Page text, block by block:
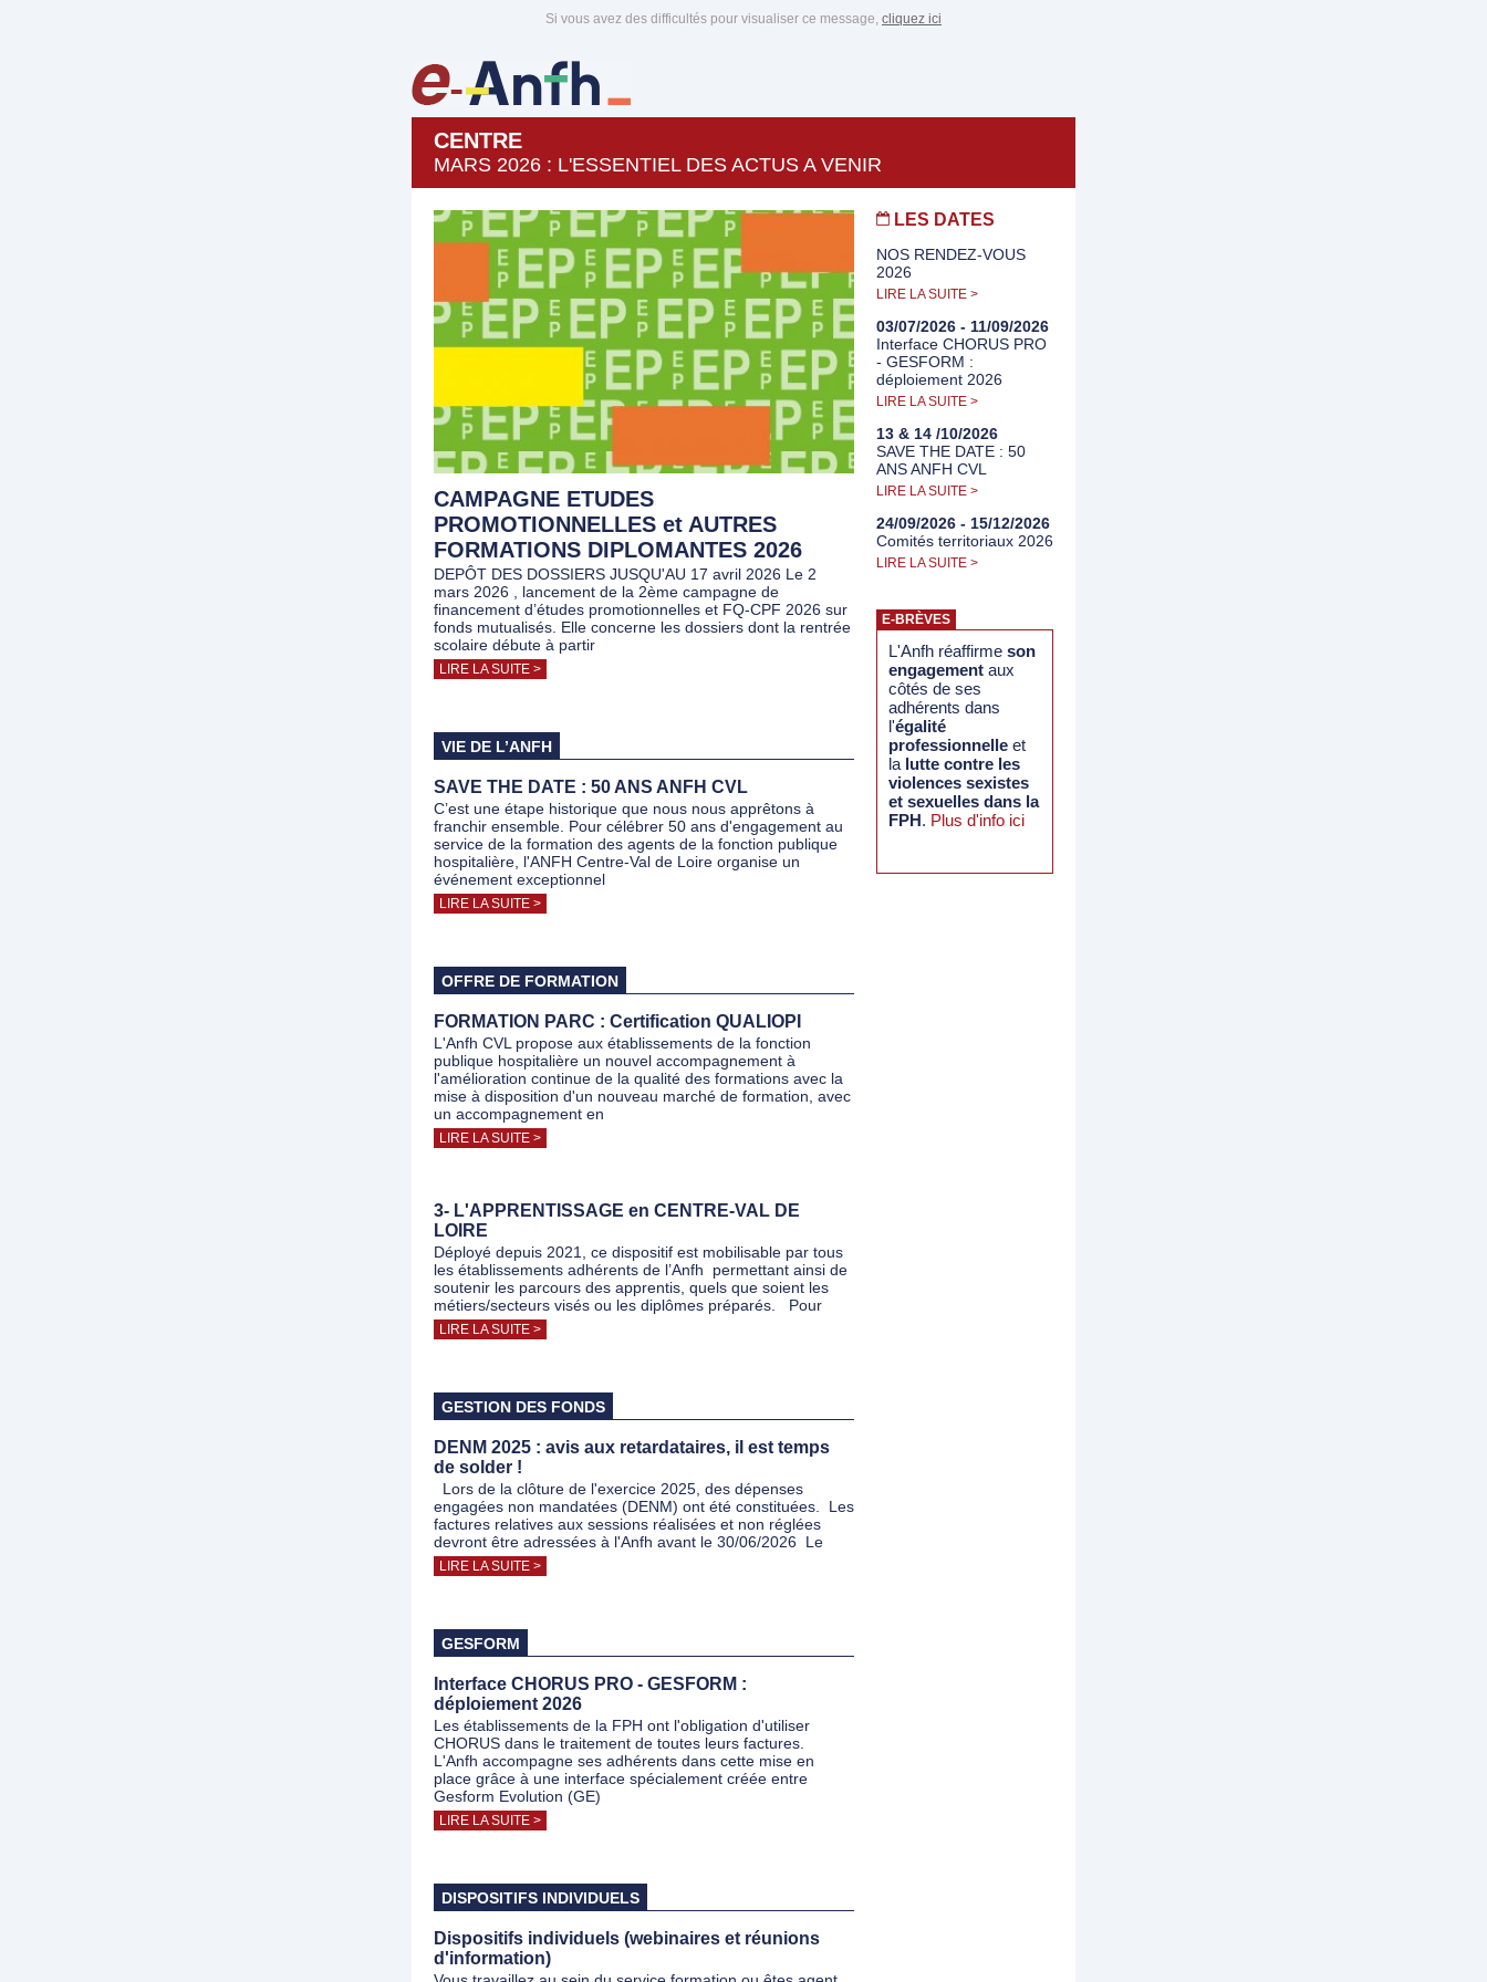
Si vous avez des difficultés pour visualiser ce message, cliquez ici
CENTRE
MARS 2026 : L'ESSENTIEL DES ACTUS A VENIR
CAMPAGNE ETUDES
PROMOTIONNELLES et AUTRES
FORMATIONS DIPLOMANTES 2026
DEPÔT DES DOSSIERS JUSQU'AU 17 avril 2026 Le 2
mars 2026 , lancement de la 2ème campagne de
financement d’études promotionnelles et FQ-CPF 2026 sur
fonds mutualisés. Elle concerne les dossiers dont la rentrée
scolaire débute à partir
LIRE LA SUITE >
VIE DE L’ANFH
SAVE THE DATE : 50 ANS ANFH CVL
C’est une étape historique que nous nous apprêtons à
franchir ensemble. Pour célébrer 50 ans d'engagement au
service de la formation des agents de la fonction publique
hospitalière, l'ANFH Centre-Val de Loire organise un
événement exceptionnel
LIRE LA SUITE >
OFFRE DE FORMATION
FORMATION PARC : Certification QUALIOPI
L'Anfh CVL propose aux établissements de la fonction
publique hospitalière un nouvel accompagnement à
l'amélioration continue de la qualité des formations avec la
mise à disposition d'un nouveau marché de formation, avec
un accompagnement en
LIRE LA SUITE >
3- L'APPRENTISSAGE en CENTRE-VAL DE
LOIRE
Déployé depuis 2021, ce dispositif est mobilisable par tous
les établissements adhérents de l’Anfh permettant ainsi de
soutenir les parcours des apprentis, quels que soient les
métiers/secteurs visés ou les diplômes préparés. Pour
LIRE LA SUITE >
GESTION DES FONDS
DENM 2025 : avis aux retardataires, il est temps
de solder !
Lors de la clôture de l'exercice 2025, des dépenses
engagées non mandatées (DENM) ont été constituées. Les
factures relatives aux sessions réalisées et non réglées
devront être adressées à l'Anfh avant le 30/06/2026 Le
LIRE LA SUITE >
GESFORM
Interface CHORUS PRO - GESFORM :
déploiement 2026
Les établissements de la FPH ont l'obligation d'utiliser
CHORUS dans le traitement de toutes leurs factures.
L'Anfh accompagne ses adhérents dans cette mise en
place grâce à une interface spécialement créée entre
Gesform Evolution (GE)
LIRE LA SUITE >
DISPOSITIFS INDIVIDUELS
Dispositifs individuels (webinaires et réunions
d'information)
LES DATES
NOS RENDEZ-VOUS
2026
LIRE LA SUITE >
03/07/2026 - 11/09/2026
Interface CHORUS PRO
- GESFORM :
déploiement 2026
LIRE LA SUITE >
13 & 14 /10/2026
SAVE THE DATE : 50
ANS ANFH CVL
LIRE LA SUITE >
24/09/2026 - 15/12/2026
Comités territoriaux 2026
LIRE LA SUITE >
E-BRÈVES
L'Anfh réaffirme son
engagement aux
côtés de ses
adhérents dans
l'égalité
professionnelle et
la lutte contre les
violences sexistes
et sexuelles dans la
FPH. Plus d'info ici